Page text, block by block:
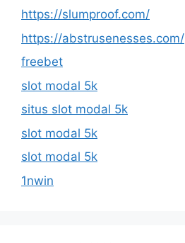
https://slumproof.com/
https://abstrusenesses.com/
freebet
slot modal 5k
situs slot modal 5k
slot modal 5k
slot modal 5k
1nwin